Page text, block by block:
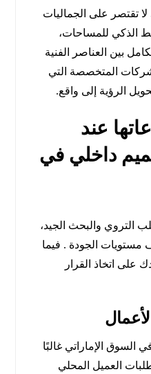
تقتصر على الجماليات
الذكي للمساحات،
بين العناصر الفنية
المتخصصة التي
الرؤية إلى واقع.
عند
داخلي في
التروي والبحث الجيد،
مستويات الجودة . فيما
على اتخاذ القرار
الإماراتي غالبًا
العميل المحلي